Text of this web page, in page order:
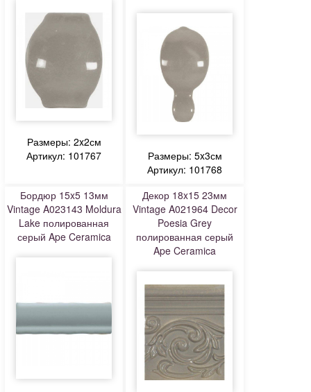
Размеры: 2x2см
Артикул: 101767
Размеры: 5x3см
Артикул: 101768
Бордюр 15x5 13мм
Vintage A023143 Moldura
Lake полированная
серый Ape Ceramica
Декор 18x15 23мм
Vintage A021964 Decor
Poesia Grey
полированная серый
Ape Ceramica